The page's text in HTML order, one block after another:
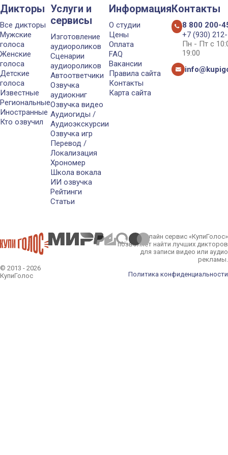
Дикторы
Все дикторы
Мужские
голоса
Женские
голоса
Детские
голоса
Известные
Региональные
Иностранные
Кто озвучил
Услуги и
сервисы
Изготовление
аудиороликов
Сценарии
аудиороликов
Автоответчики
Озвучка
аудиокниг
Озвучка видео
Аудиогиды /
Аудиоэкскурсии
Озвучка игр
Перевод /
Локализация
Хрономер
Школа вокала
ИИ озвучка
Рейтинги
Статьи
Информация
О студии
Цены
Оплата
FAQ
Вакансии
Правила сайта
Контакты
Карта сайта
Контакты
8 800 200-
+7 (930)
Пн - Пт с
19:00
© 2013 - 2026
КупиГолос
Онлайн сервис «КупиГолос»
позволяет найти лучших дикторов
для записи видео или аудио
рекламы.
Политика конфиденциальности